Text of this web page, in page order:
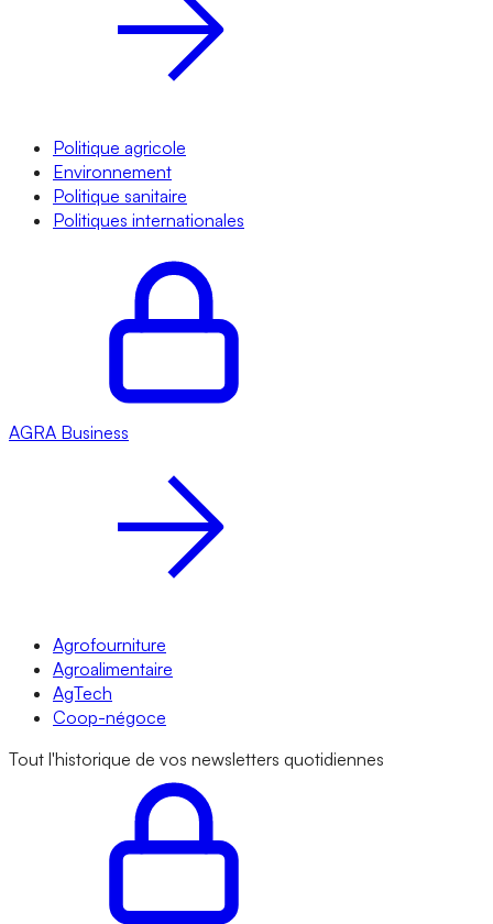
Politique agricole
Environnement
Politique sanitaire
Politiques internationales
AGRA Business
Agrofourniture
Agroalimentaire
AgTech
Coop-négoce
Tout l'historique de vos newsletters quotidiennes